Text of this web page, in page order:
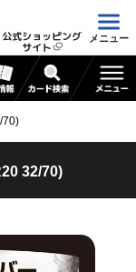
公式ショッピング
サイト
メニュー
70)
32/70)